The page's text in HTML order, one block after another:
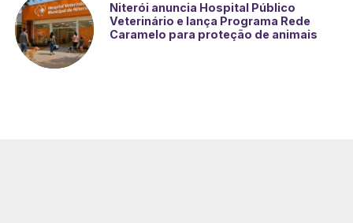
Niterói anuncia Hospital Público
Veterinário e lança Programa Rede
Caramelo para proteção de animais